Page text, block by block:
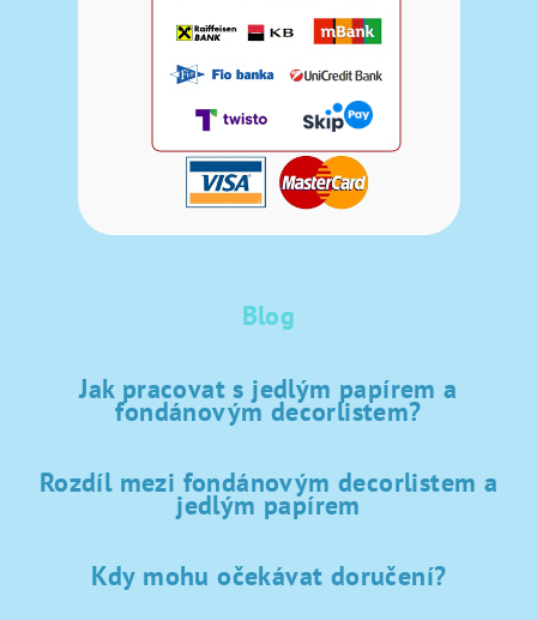
Blog
Jak pracovat s jedlým papírem a
fondánovým decorlistem?
Rozdíl mezi fondánovým decorlistem a
jedlým papírem
Kdy mohu očekávat doručení?